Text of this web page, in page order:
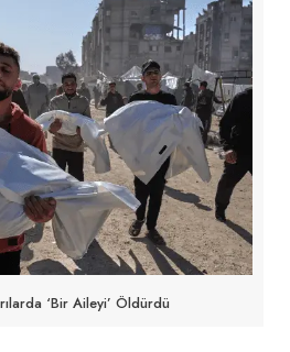
‘bir Aileyi’ Öldürdü